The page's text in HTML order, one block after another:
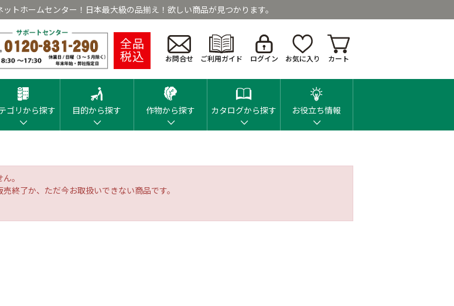
トホームセンター！日本最大級の品揃え！欲しい商品が見つかります。
全品
税込 お問合せ ご利用ガイド ログイン お気に入り カート
ゴリから探す 目的から探す 作物から探す カタログから探す お役立ち情報
。
終了か、ただ今お取扱いできない商品です。